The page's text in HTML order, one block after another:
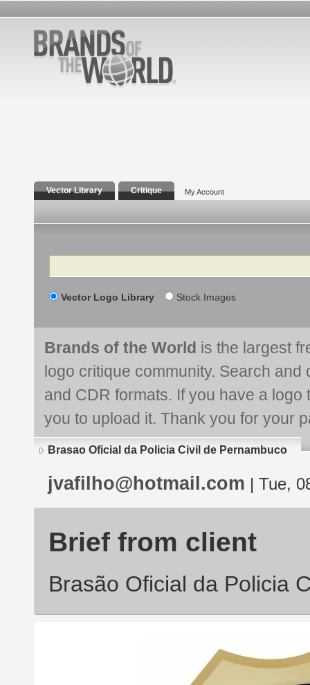
Vector Library Critique My Account
Search
Vector Logo Library Stock Images
Brands of the World is the largest
logo critique community. Search and
and CDR formats. If you have a
you to upload it. Thank you for your
Brasao Oficial da Policia Civil de Pernambuco
jvafilho@hotmail.com | Tue,
Brief from client
Brasão Oficial da Policia